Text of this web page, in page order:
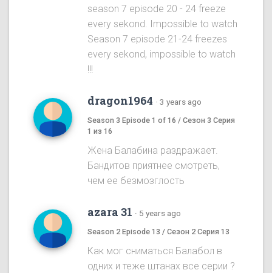
season 7 episode 20 - 24 freeze
every sekond. Impossible to watch
Season 7 episode 21-24 freezes
every sekond, impossible to watch
!!!
dragon1964 · 3 years ago
Season 3 Episode 1 of 16 / Сезон 3 Серия
1 из 16
Жена Балабина раздражает.
Бандитов приятнее смотреть,
чем ее безмозглость
azara 31 · 5 years ago
Season 2 Episode 13 / Сезон 2 Серия 13
Как мог сниматься Балабол в
одних и теже штанах все серии ?